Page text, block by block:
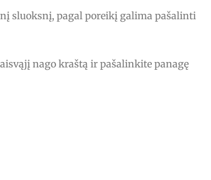
sluoksnį, pagal poreikį galima pašalinti
nago kraštą ir pašalinkite panagę